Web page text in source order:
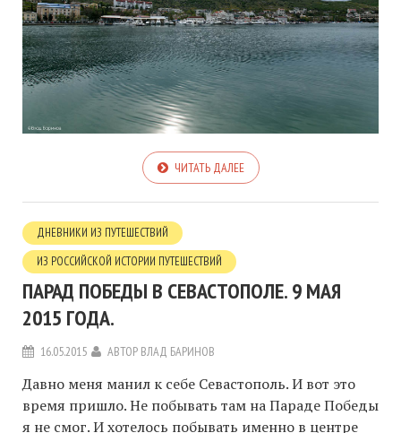
ЧИТАТЬ ДАЛЕЕ
ДНЕВНИКИ ИЗ ПУТЕШЕСТВИЙ
ИЗ РОССИЙСКОЙ ИСТОРИИ ПУТЕШЕСТВИЙ
ПАРАД ПОБЕДЫ В СЕВАСТОПОЛЕ. 9 МАЯ
2015 ГОДА.
16.05.2015 АВТОР ВЛАД БАРИНОВ
Давно меня манил к себе Севастополь. И вот это
время пришло. Не побывать там на Параде Победы
я не смог. И хотелось побывать именно в центре